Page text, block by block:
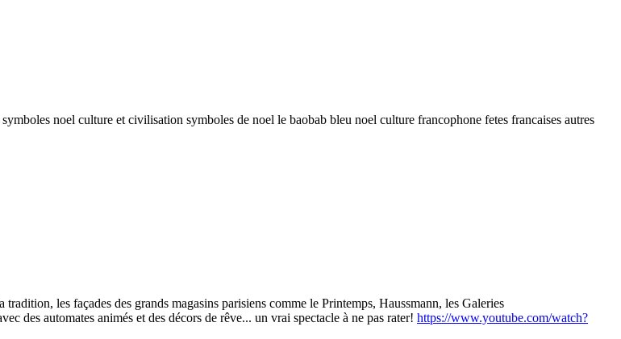
noel culture et civilisation symboles de noel le baobab bleu noel culture francophone fetes francaises autres
les façades des grands magasins parisiens comme le Printemps, Haussmann, les Galeries
des automates animés et des décors de rêve... un vrai spectacle à ne pas rater! https://www.youtube.com/watch?